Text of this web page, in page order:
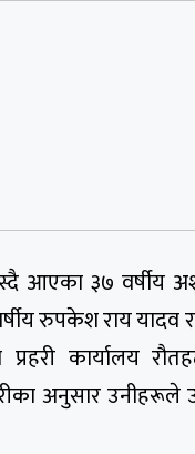
आएका ३७ वर्षीय
रुपकेश राय यादव
कार्यालय
अनुसार